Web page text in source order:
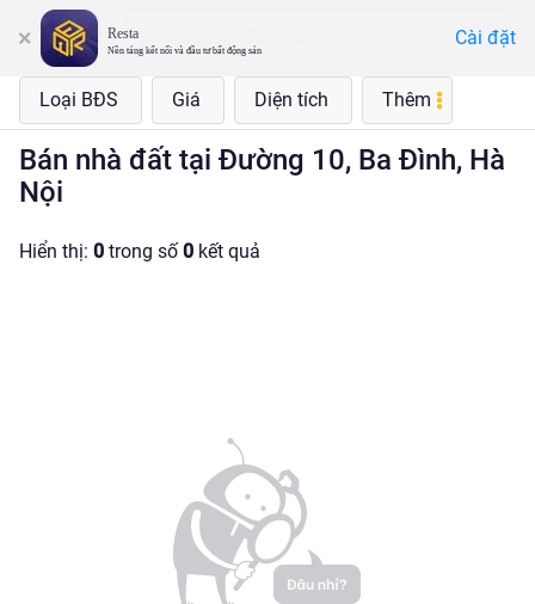
Resta
Nền tảng kết nối và đầu tư bất động sản
Cài đặt
Loại BĐS Giá Diện tích Thêm
Bán nhà đất tại Đường 10, Ba Đình, Hà
Nội
Hiển thị: 0 trong số0 kết quả